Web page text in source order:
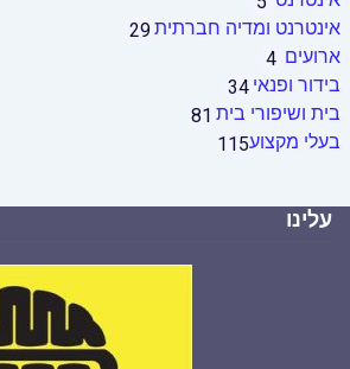
אינטרנט ומדיה חברתית29
ארועים 4
בידור ופנאי 34
בית ושיפורי בית 81
בעלי מקצוע115
עלינו